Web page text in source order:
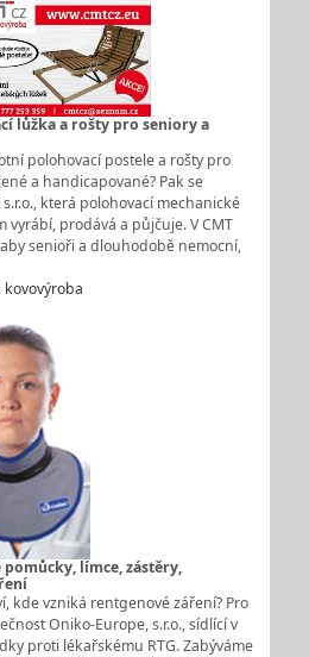
lůžka a rošty pro seniory a
polohovací postele a rošty pro
a handicapované? Pak se
která polohovací mechanické
vyrábí, prodává a půjčuje. V CMT
senioři a dlouhodobě nemocní,
kovovýroba
límce, zástěry,
kde vzniká rentgenové záření? Pro
Oniko-Europe, s.r.o., sídlící v
proti lékařskému RTG. Zabýváme